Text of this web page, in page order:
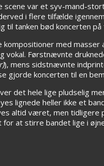
scene var et syv-mand-
i flere tilfælde
til tanken bød koncerten
kompositioner med
vokal. Førstnævnte
), mens sidstnævnte
gjorde koncerten til en
det hele lige pludselig
lignede heller ikke et
altid været, men
at stirre bandet lige i